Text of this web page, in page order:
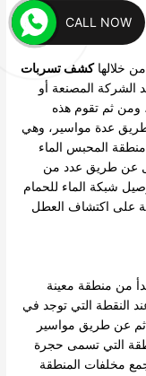
خلالهاكشف تسربات
الشركة المصنعة أو
ومن ثم تقوم هذه
عدة مواسير، وهي
المحبس الماء
عن طريق عدد من
شبكة الماء للحمام
على اكتشاف العطل
من منطقة معينة
النقطة التي توجد في
ثم عن طريق مواسير
التي تسمى حجرة
مخلفات المنطقة
CALL NOW